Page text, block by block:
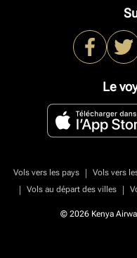
Le
Vols vers les pays | Vols vers
|
Vols au départ des villes |
© 2026 Kenya